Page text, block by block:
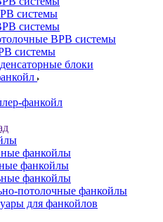
системы
системы
ВРВ системы
системы
блоки
фанкойл
фанкойлы
фанкойлы
фанкойлы
потолочные фанкойлы
для фанкойлов